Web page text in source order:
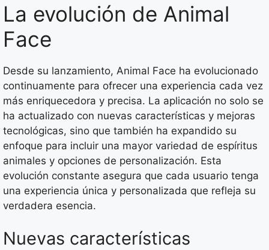
La evolución de Animal
Face
Desde su lanzamiento, Animal Face ha evolucionado
continuamente para ofrecer una experiencia cada vez
más enriquecedora y precisa. La aplicación no solo se
ha actualizado con nuevas características y mejoras
tecnológicas, sino que también ha expandido su
enfoque para incluir una mayor variedad de espíritus
animales y opciones de personalización. Esta
evolución constante asegura que cada usuario tenga
una experiencia única y personalizada que refleja su
verdadera esencia.
Nuevas características